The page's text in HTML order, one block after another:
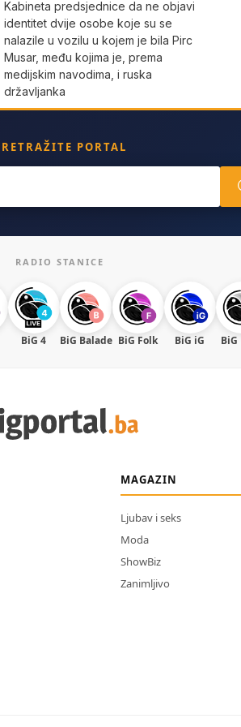
Kabineta predsjednice da ne objavi
identitet dvije osobe koje su se
nalazile u vozilu u kojem je bila Pirc
Musar, među kojima je, prema
medijskim navodima, i ruska
državljanka
PORTAL
RADIO STANICE
BiG 4 BiG Balade BiG Folk BiG iG BiG
MAGAZIN
Ljubav i seks
Moda
ShowBiz
Zanimljivo